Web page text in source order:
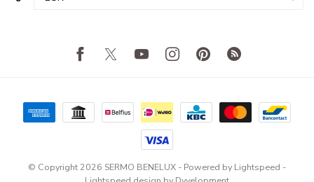
© Copyright 2026 SERMO BENELUX - Powered by Lightspeed -